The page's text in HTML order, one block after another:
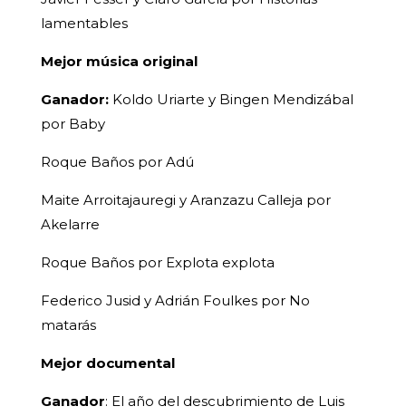
lamentables
Mejor música original
Ganador:Koldo Uriarte y Bingen Mendizábal
por Baby
Roque Baños por Adú
Maite Arroitajauregi y Aranzazu Calleja por
Akelarre
Roque Baños por Explota explota
Federico Jusid y Adrián Foulkes por No
matarás
Mejor documental
Ganador: El año del descubrimiento de Luis